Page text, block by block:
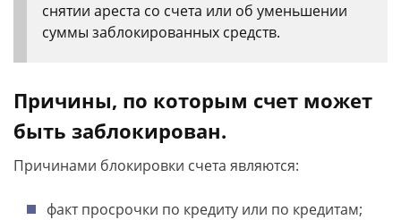
снятии ареста со счета или об уменьшении
суммы заблокированных средств.
Причины, по которым счет может
быть заблокирован.
Причинами блокировки счета являются:
факт просрочки по кредиту или по кредитам;